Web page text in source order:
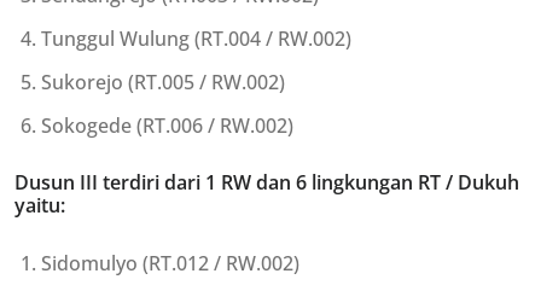
Tunggul Wulung (RT.004 / RW.002)
Sukorejo (RT.005 / RW.002)
Sokogede (RT.006 / RW.002)
Dusun III terdiri dari 1 RW dan 6 lingkungan RT / Dukuh
yaitu:
Sidomulyo (RT.012 / RW.002)